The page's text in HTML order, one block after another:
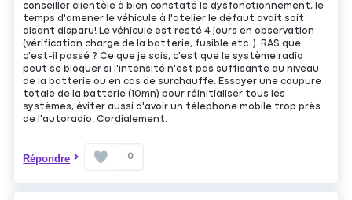
conseiller clientèle à bien constaté le dysfonctionnement, le
temps d'amener le véhicule à l'atelier le défaut avait soit
disant disparu! Le véhicule est resté 4 jours en observation
(vérification charge de la batterie, fusible etc..). RAS que
c'est-il passé ? Ce que je sais, c'est que le système radio
peut se bloquer si l'intensité n'est pas suffisante au niveau
de la batterie ou en cas de surchauffe. Essayer une coupure
totale de la batterie (10mn) pour réinitialiser tous les
systèmes, éviter aussi d'avoir un téléphone mobile trop près
de l'autoradio. Cordialement.
Répondre 0